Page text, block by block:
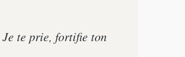
te prie, fortifie ton